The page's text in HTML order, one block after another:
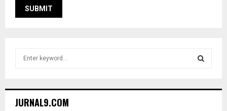
h
JURNAL9.COM